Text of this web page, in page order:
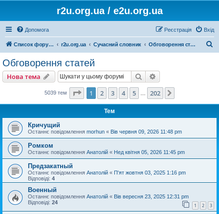
r2u.org.ua / e2u.org.ua
Допомога Вхід
Реєстрація
Список форумів r2u.org.ua Сучасний словник Обговорення статей
Обговорення статей
Нова тема Пошук
5039 тем Сторінка1 202
1 2 3 4 5 202
Тем
Кричущий
Останнє повідомлення morhun « Вів червня 09, 2026 11:48 pm
Ромком
Останнє повідомлення Анатолій « Нед квітня 05, 2026 11:45 pm
Предзакатный
Останнє повідомлення Анатолій « П'ят жовтня 03, 2025 1:16 pm
Відповіді: 4
Военный
Останнє повідомлення Анатолій « Вів вересня 23, 2025 12:31 pm
Відповіді: 24 1 2 3